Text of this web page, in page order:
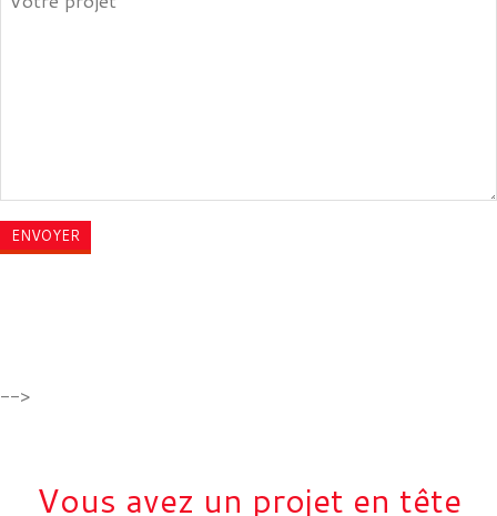
-->
Vous avez un projet en tête